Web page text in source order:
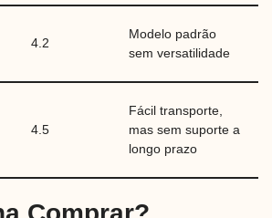
4.2
Modelo padrão
sem versatilidade
4.5
Fácil transporte,
mas sem suporte a
longo prazo